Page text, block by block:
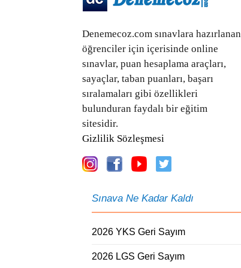
Denemecoz.com sınavlara hazırlanan
öğrenciler için içerisinde online
sınavlar, puan hesaplama araçları,
sayaçlar, taban puanları, başarı
sıralamaları gibi özellikleri
bulunduran faydalı bir eğitim
sitesidir.
Gizlilik Sözleşmesi
Sınava Ne Kadar Kaldı
2026 YKS Geri Sayım
2026 LGS Geri Sayım